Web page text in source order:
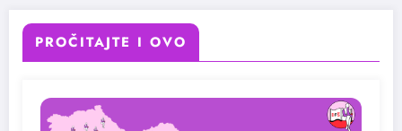
PROČITAJTE I OVO